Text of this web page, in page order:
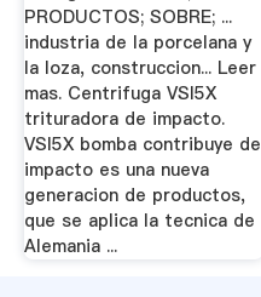
PRODUCTOS; SOBRE; ...
industria de la porcelana y
la loza, construccion... Leer
mas. Centrifuga VSI5X
trituradora de impacto.
VSI5X bomba contribuye de
impacto es una nueva
generacion de productos,
que se aplica la tecnica de
Alemania ...